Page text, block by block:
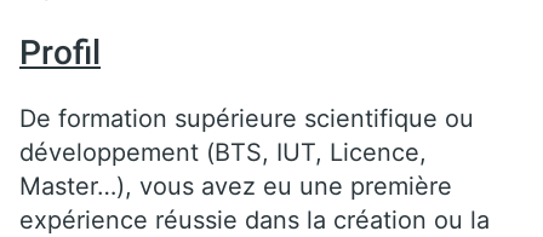
Profil
De formation supérieure scientifique ou
développement (BTS, IUT, Licence,
Master…), vous avez eu une première
expérience réussie dans la création ou la